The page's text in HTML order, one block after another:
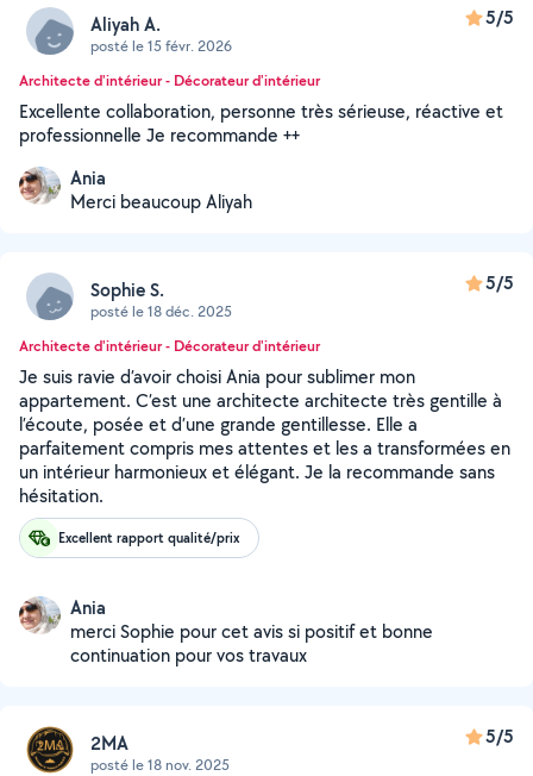
Aliyah A.
posté le 15 févr. 2026
5/5
Architecte d'intérieur - Décorateur d'intérieur
Excellente collaboration, personne très sérieuse, réactive et
professionnelle Je recommande ++
Ania
Merci beaucoup Aliyah
Sophie S.
posté le 18 déc. 2025
5/5
Architecte d'intérieur - Décorateur d'intérieur
Je suis ravie d’avoir choisi Ania pour sublimer mon
appartement. C’est une architecte architecte très gentille à
l’écoute, posée et d’une grande gentillesse. Elle a
parfaitement compris mes attentes et les a transformées en
un intérieur harmonieux et élégant. Je la recommande sans
hésitation.
Excellent rapport qualité/prix
Ania
merci Sophie pour cet avis si positif et bonne
continuation pour vos travaux
2MA
posté le 18 nov. 2025
5/5